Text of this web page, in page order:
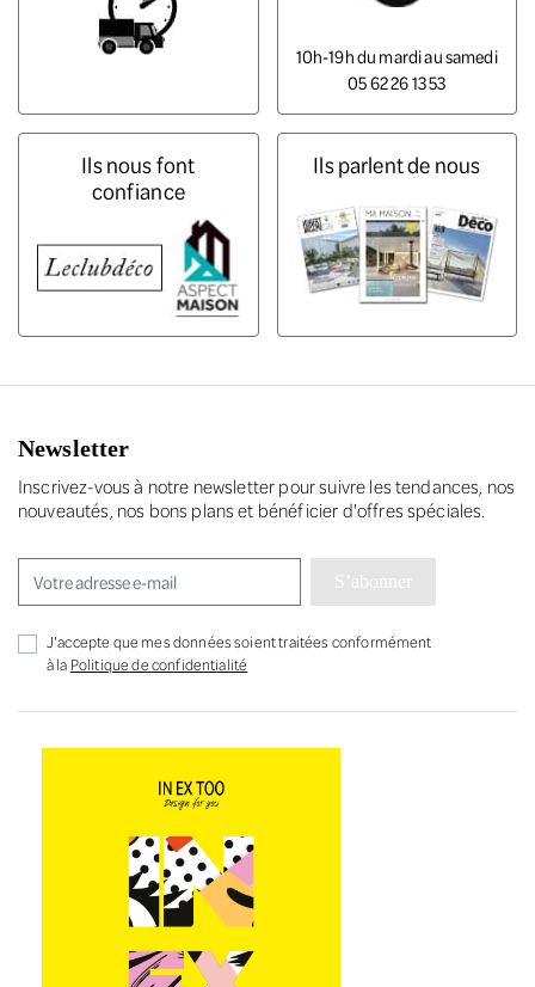
10h-19h du mardi au samedi
05 62 26 13 53
Ils nous font
confiance
Ils parlent de nous
Newsletter
Inscrivez-vous à notre newsletter pour suivre les tendances, nos
nouveautés, nos bons plans et bénéficier d'offres spéciales.
S’abonner
J'accepte que mes données soient traitées conformément
à la Politique de confidentialité